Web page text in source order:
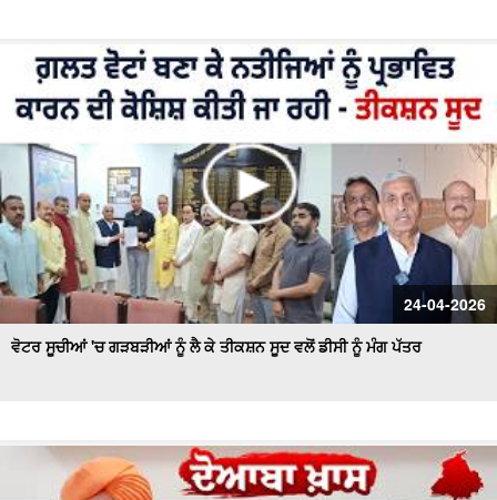
24-04-2026
ਵੋਟਰ ਸੂਚੀਆਂ 'ਚ ਗੜਬੜੀਆਂ ਨੂੰ ਲੈ ਕੇ ਤੀਕਸ਼ਨ ਸੂਦ ਵਲੋਂ ਡੀਸੀ ਨੂੰ ਮੰਗ ਪੱਤਰ